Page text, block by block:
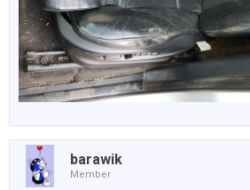
barawik
Member